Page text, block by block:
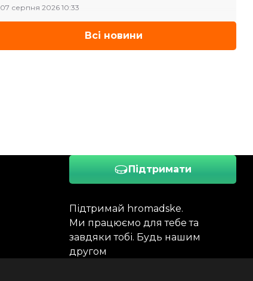
07 серпня 2026 10:33
Всі новини
Підтримати
Підтримай hromadske.
Ми працюємо для тебе та
завдяки тобі. Будь нашим
другом